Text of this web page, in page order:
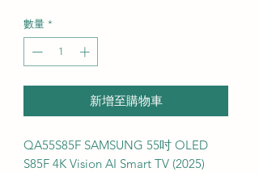
數量 *
新增至購物車
QA55S85F SAMSUNG 55吋 OLED
S85F 4K Vision AI Smart TV (2025)